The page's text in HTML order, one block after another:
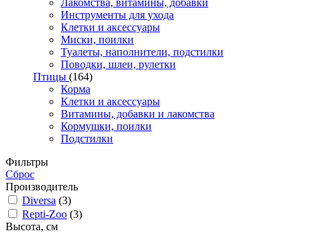
Инструменты для ухода
Клетки и аксессуары
Миски, поилки
Туалеты, наполнители, подстилки
Поводки, шлеи, рулетки
Птицы (164)
Корма
Клетки и аксессуары
Витамины, добавки и лакомства
Кормушки, поилки
Подстилки
Фильтры
Сброс
Производитель
Diversa (3)
Repti-Zoo (3)
Высота, см